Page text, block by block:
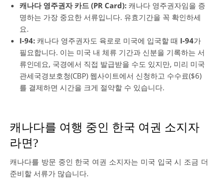
캐나다 영주권자 카드 (PR Card): 캐나다 영주권자임을 증
명하는 가장 중요한 서류입니다. 유효기간을 꼭 확인하세
요.
I-94: 캐나다 영주권자도 육로로 미국에 입국할 때 I-94가
필요합니다. 이는 미국 내 체류 기간과 신분을 기록하는 서
류인데요, 국경에서 직접 발급받을 수도 있지만, 미리 미국
관세국경보호청(CBP) 웹사이트에서 신청하고 수수료($6)
를 결제하면 시간을 크게 절약할 수 있습니다.
캐나다를 여행 중인 한국 여권 소지자
라면?
캐나다를 방문 중인 한국 여권 소지자는 미국 입국 시 조금 더
준비할 서류가 많습니다.